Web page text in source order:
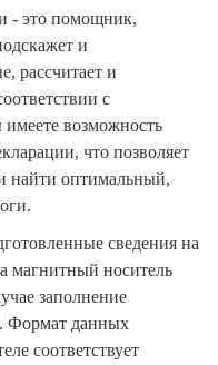
- это помощник,
и
рассчитает и
с
возможность
что позволяет
найти оптимальный,
сведения на
магнитный носитель
заполнение
Формат данных
соответствует